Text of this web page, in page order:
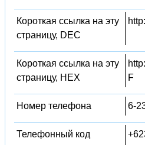
Короткая ссылка на эту
страницу, DEC
Короткая ссылка на эту
страницу, HEX
F
Номер телефона 6-
Телефонный код